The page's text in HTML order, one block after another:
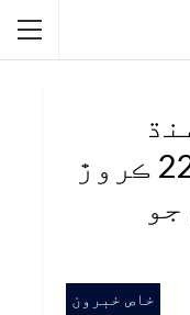
حڪومت کي 3 ارب 22 ڪروڙ
خاص خبرون